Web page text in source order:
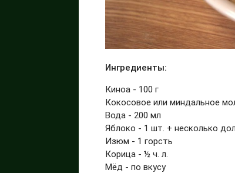
Ингредиенты:
Киноа - 100 г
Кокосовое или миндальное
Вода - 200 мл
Яблоко - 1 шт. + несколько
Изюм - 1 горсть
Корица - ½ ч. л.
Мёд - по вкусу